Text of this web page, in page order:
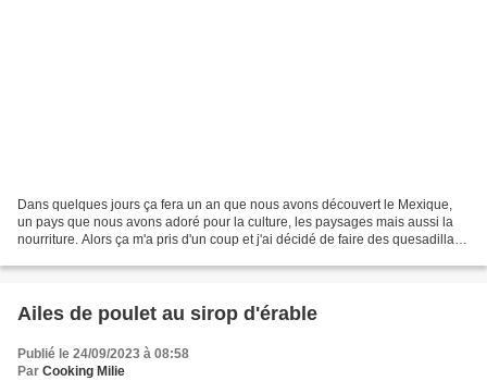
Dans quelques jours ça fera un an que nous avons découvert le Mexique,
un pays que nous avons adoré pour la culture, les paysages mais aussi la
nourriture. Alors ça m'a pris d'un coup et j'ai décidé de faire des quesadillas.
Ailes de poulet au sirop d'érable
Publié le 24/09/2023 à 08:58
Par Cooking Milie